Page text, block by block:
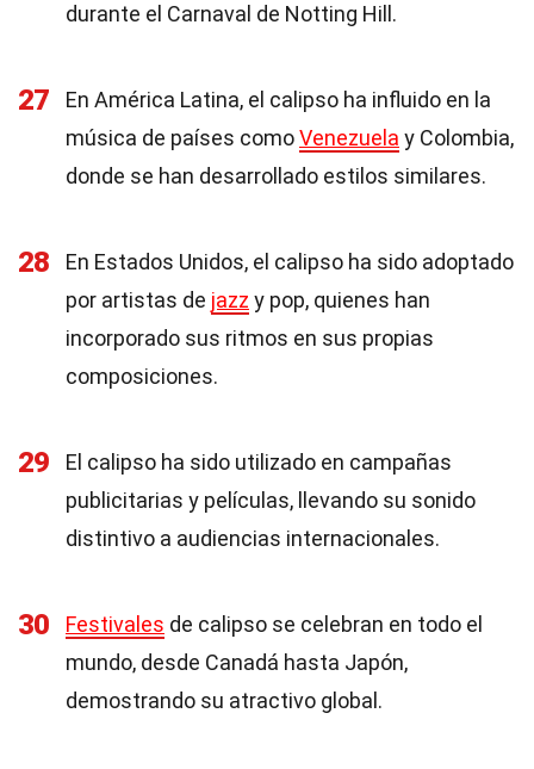
durante el Carnaval de Notting Hill.
27
En América Latina, el calipso ha influido en la
música de países comoVenezuela y Colombia,
donde se han desarrollado estilos similares.
28
En Estados Unidos, el calipso ha sido adoptado
por artistas de jazz y pop, quienes han
incorporado sus ritmos en sus propias
composiciones.
29
El calipso ha sido utilizado en campañas
publicitarias y películas, llevando su sonido
distintivo a audiencias internacionales.
30 Festivales de calipso se celebran en todo el
mundo, desde Canadá hasta Japón,
demostrando su atractivo global.